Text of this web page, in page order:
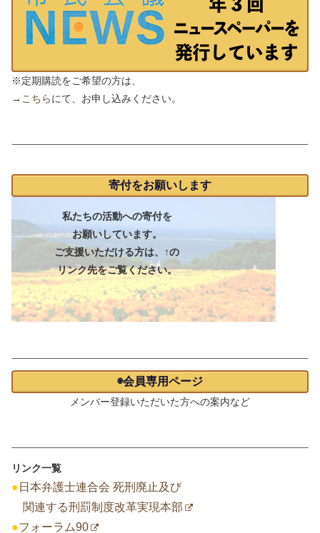
※定期購読をご希望の方は、
→ こちらにて、お申し込みください。
寄付をお願いします
私たちの活動への寄付を
お願いしています。
ご支援いただける方は、↑の
リンク先をご覧ください。
◉会員専用ページ
メンバー登録いただいた方への案内など
リンク一覧
● 日本弁護士連合会 死刑廃止及び
関連する刑罰制度改革実現本部
●フォーラム90